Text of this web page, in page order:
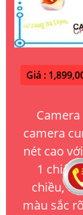
Giá :
Camera
camera
nét cao
1 chiếc
chiều,
màu sắc